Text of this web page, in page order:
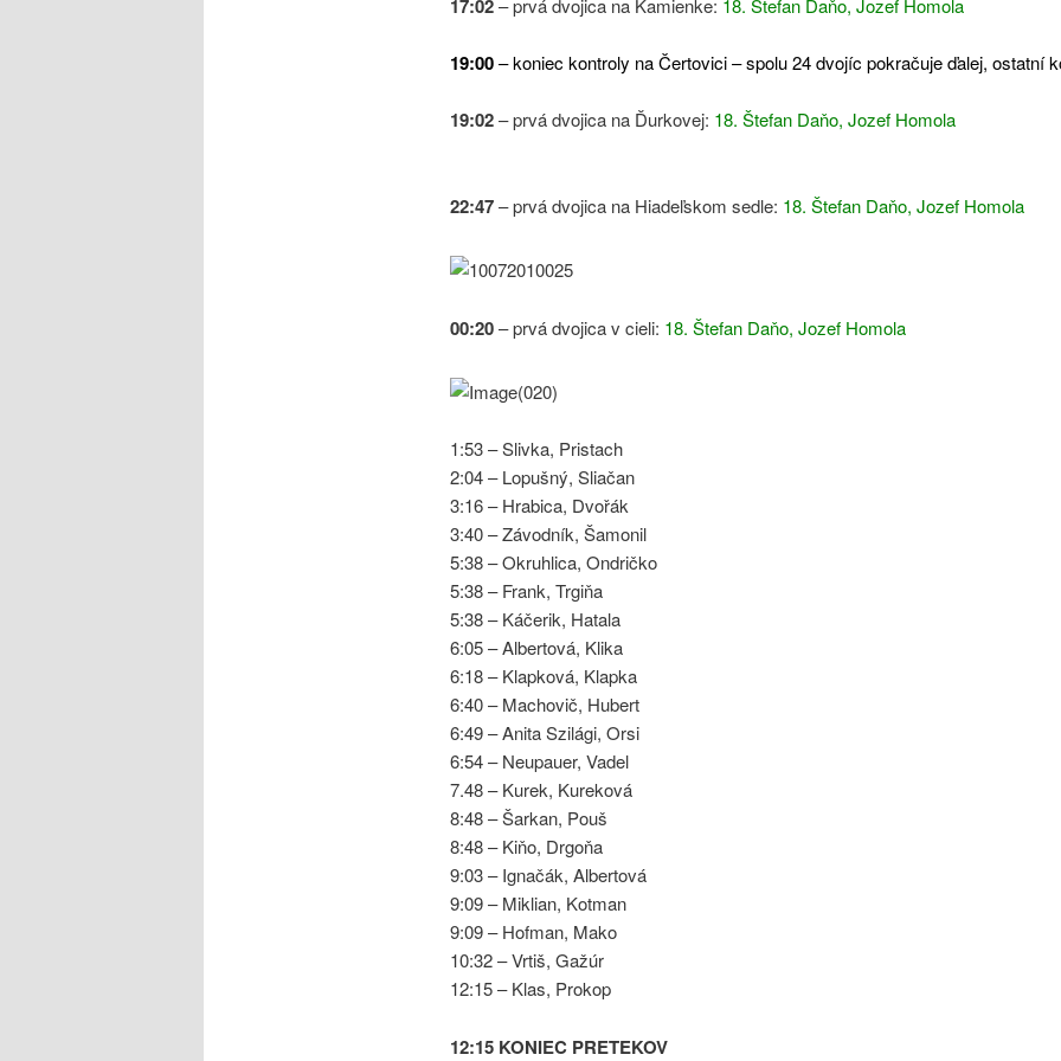
17:02
19:00– koniec kontroly na Čertovici – spolu 24 dvojíc pokračuje ďalej, ostatní
19:02– prvá dvojica na Ďurkovej: 18. Štefan Daňo, Jozef Homola
22:47– prvá dvojica na Hiadeľskom sedle: 18. Štefan Daňo, Jozef Homola
00:20– prvá dvojica v cieli: 18. Štefan Daňo, Jozef Homola
1:53 – Slivka, Pristach
2:04 – Lopušný, Sliačan
3:16 – Hrabica, Dvořák
3:40 – Závodník, Šamonil
5:38 – Okruhlica, Ondričko
5:38 – Frank, Trgiňa
5:38 – Káčerik, Hatala
6:05 – Albertová, Klika
6:18 – Klapková, Klapka
6:40 – Machovič, Hubert
6:49 – Anita Szilági, Orsi
6:54 – Neupauer, Vadel
7.48 – Kurek, Kureková
8:48 – Šarkan, Pouš
8:48 – Kiňo, Drgoňa
9:03 – Ignačák, Albertová
9:09 – Miklian, Kotman
9:09 – Hofman, Mako
10:32 – Vrtiš, Gažúr
12:15 – Klas, Prokop
12:15 KONIEC PRETEKOV